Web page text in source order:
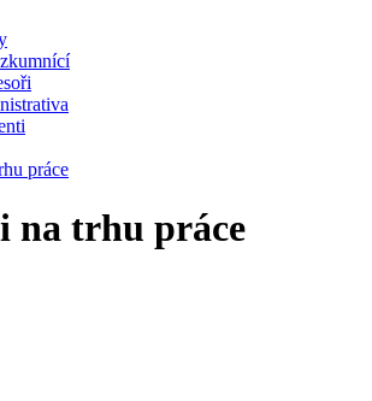
práce
na trhu práce